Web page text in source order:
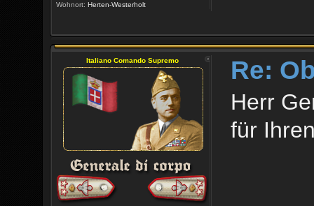
Wohnort: Herten-Westerholt
Italiano Comando Supremo Re:
Herr
für